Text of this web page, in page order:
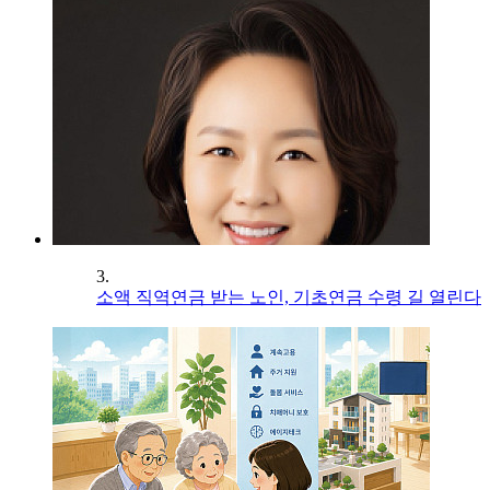
3.
소액 직역연금 받는 노인, 기초연금 수령 길 열린다